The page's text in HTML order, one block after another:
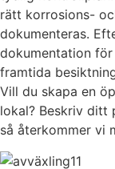
rätt korrosions-
dokumenteras.
dokumentation
framtida
Vill du skapa en
lokal? Beskriv
så återkommer vi